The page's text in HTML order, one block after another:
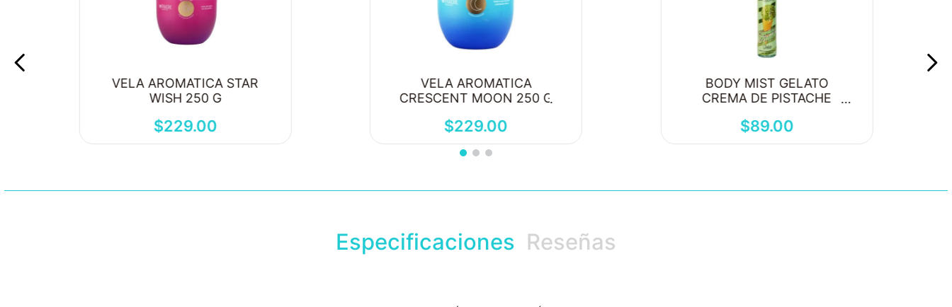
VELA AROMATICA STAR
WISH 250 G
$229.00
VELA AROMATICA
CRESCENT MOON 250 G
$229.00
BODY MIST GELATO
CREMA DE PISTACHE
$89.00
Especificaciones Reseñas